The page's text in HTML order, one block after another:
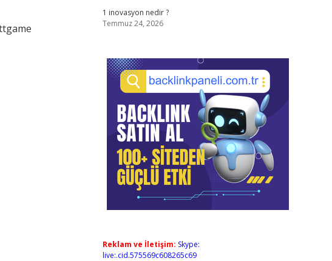
1 inovasyon nedir ?
Temmuz 24, 2026
Reklam ve İletişim: Skype:
live:.cid.575569c608265c69